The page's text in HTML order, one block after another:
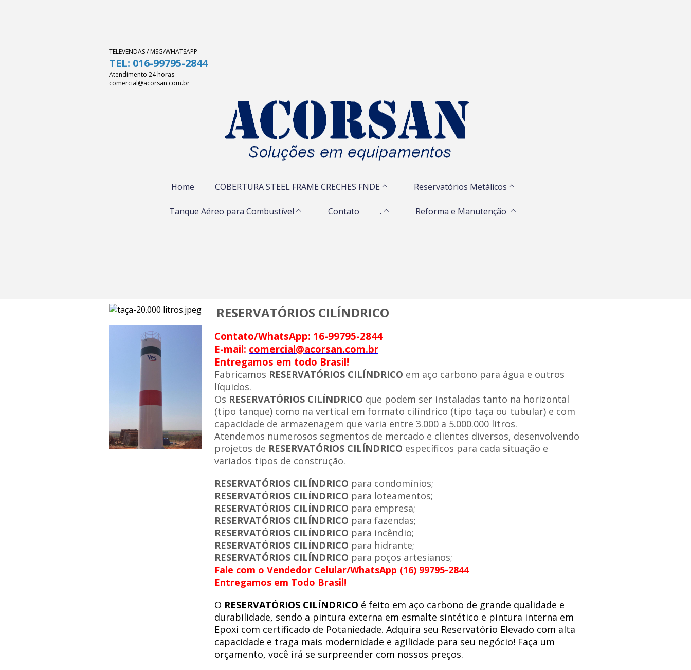
TELEVENDAS / MSG/WHATSAPP
TEL: 016-99795-2844
Atendimento 24 horas
comercial@acorsan.com.br
Home COBERTURA STEEL FRAME CRECHES FNDE Reservatórios Metálicos
Tanque Aéreo para Combustível Contato . Reforma e Manutenção
RESERVATÓRIOS CILÍNDRICO
Contato/WhatsApp: 16-99795-2844
E-mail: comercial@acorsan.com.br
Entregamos em todo Brasil!
Fabricamos RESERVATÓRIOS CILÍNDRICO em aço carbono para água e outros
líquidos.
Os RESERVATÓRIOS CILÍNDRICO que podem ser instaladas tanto na horizontal
(tipo tanque) como na vertical em formato cilíndrico (tipo taça ou tubular) e com
capacidade de armazenagem que varia entre 3.000 a 5.000.000 litros.
Atendemos numerosos segmentos de mercado e clientes diversos, desenvolvendo
projetos de RESERVATÓRIOS CILÍNDRICO específicos para cada situação e
variados tipos de construção.
RESERVATÓRIOS CILÍNDRICO para condomínios;
RESERVATÓRIOS CILÍNDRICO para loteamentos;
RESERVATÓRIOS CILÍNDRICO para empresa;
RESERVATÓRIOS CILÍNDRICO para fazendas;
RESERVATÓRIOS CILÍNDRICO para incêndio;
RESERVATÓRIOS CILÍNDRICO para hidrante;
RESERVATÓRIOS CILÍNDRICO para poços artesianos;
Fale com o Vendedor Celular/WhatsApp (16) 99795-2844
Entregamos em Todo Brasil!
O RESERVATÓRIOS CILÍNDRICO é feito em aço carbono de grande qualidade e
durabilidade, sendo a pintura externa em esmalte sintético e pintura interna em
Epoxi com certificado de Potaniedade. Adquira seu Reservatório Elevado com alta
capacidade e traga mais modernidade e agilidade para seu negócio! Faça um
orçamento, você irá se surpreender com nossos preços.